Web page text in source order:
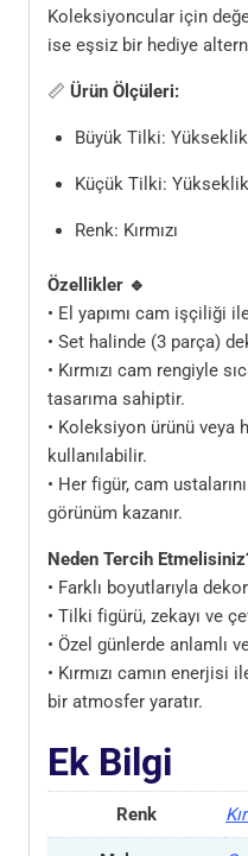
Koleksiyoncular için
ise eşsiz bir hediye
📏 Ürün Ölçüleri:
Büyük Tilki:
Küçük Tilki:
Renk: Kırmızı
Özellikler 🔹
• El yapımı cam işçiliği
• Set halinde (3 parça)
• Kırmızı cam rengiyle
tasarıma sahiptir.
• Koleksiyon ürünü veya
kullanılabilir.
• Her figür, cam
görünüm kazanır.
Neden Tercih
• Farklı boyutlarıyla
• Tilki figürü, zekayı ve
• Özel günlerde anlamlı
• Kırmızı camın
bir atmosfer yaratır.
Ek Bilgi
Renk